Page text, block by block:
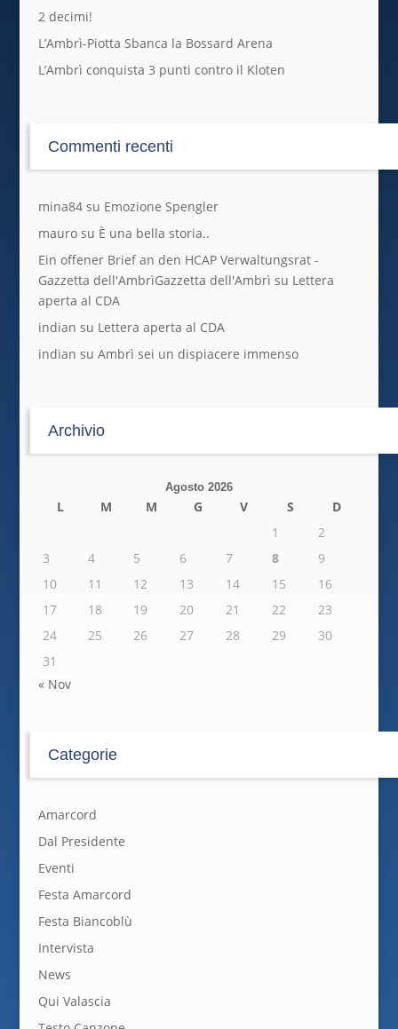
2 decimi!
L’Ambrì-Piotta Sbanca la Bossard Arena
L’Ambrì conquista 3 punti contro il Kloten
Commenti recenti
mina84su Emozione Spengler
maurosu È una bella storia..
Ein offener Brief an den HCAP Verwaltungsrat -
Gazzetta dell'AmbrìGazzetta dell'Ambrì su Lettera
aperta al CDA
indian su Lettera aperta al CDA
indian su Ambrì sei un dispiacere immenso
Archivio
Agosto 2026
L M M G V S
D
1
2
3
4 5 6 7 8
9
10
11 12 13 14 15
16
17
18 19 20 21 22
23
24
25 26 27 28 29
30
31
« Nov
Categorie
Amarcord
Dal Presidente
Eventi
Festa Amarcord
Festa Biancoblù
Intervista
News
Qui Valascia